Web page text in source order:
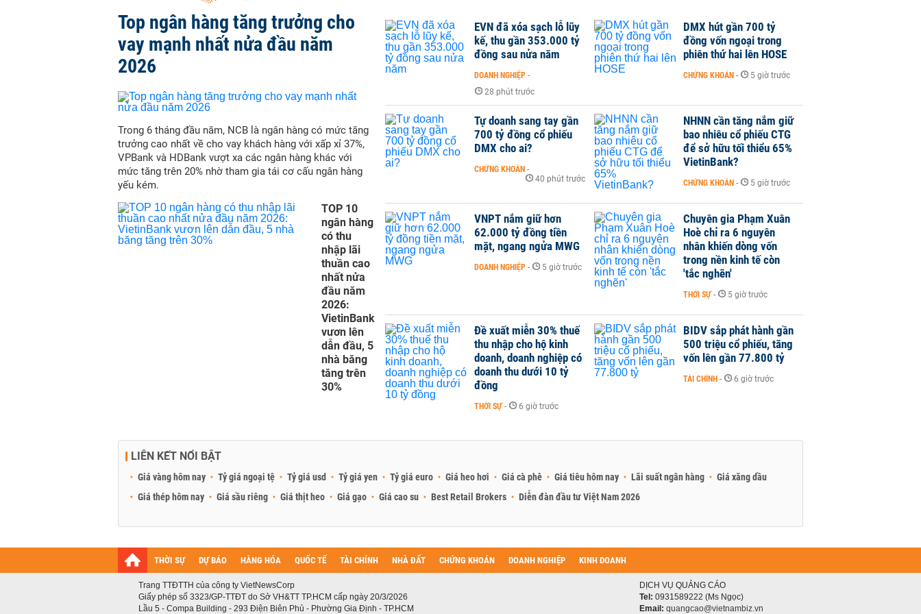
Top ngân hàng tăng trưởng cho
vay mạnh nhất nửa đầu năm
2026
Trong 6 tháng đầu năm, NCB là ngân hàng có mức tăng
trưởng cao nhất về cho vay khách hàng với xấp xỉ 37%,
VPBank và HDBank vượt xa các ngân hàng khác với
mức tăng trên 20% nhờ tham gia tái cơ cấu ngân hàng
yếu kém.
TOP 10
ngân hàng
có thu
nhập lãi
thuần cao
nhất nửa
đầu năm
2026:
VietinBank
vươn lên
dẫn đầu, 5
nhà băng
tăng trên
30%
EVN đã xóa sạch lỗ lũy
kế, thu gần 353.000 tỷ
đồng sau nửa năm
DOANH NGHIỆP -
28 phút trước
DMX hút gần 700 tỷ
đồng vốn ngoại trong
phiên thứ hai lên HOSE
CHỨNG KHOÁN - 5 giờ trước
Tự doanh sang tay gần
700 tỷ đồng cổ phiếu
DMX cho ai?
CHỨNG KHOÁN -
40 phút trước
NHNN cần tăng nắm giữ
bao nhiêu cổ phiếu CTG
để sở hữu tối thiểu 65%
VietinBank?
CHỨNG KHOÁN - 5 giờ trước
VNPT nắm giữ hơn
62.000 tỷ đồng tiền
mặt, ngang ngửa MWG
DOANH NGHIỆP - 5 giờ trước
Chuyên gia Phạm Xuân
Hoè chỉ ra 6 nguyên
nhân khiến dòng vốn
trong nền kinh tế còn
'tắc nghẽn'
THỜI SỰ - 5 giờ trước
Đề xuất miễn 30% thuế
thu nhập cho hộ kinh
doanh, doanh nghiệp có
doanh thu dưới 10 tỷ
đồng
THỜI SỰ - 6 giờ trước
BIDV sắp phát hành gần
500 triệu cổ phiếu, tăng
vốn lên gần 77.800 tỷ
TÀI CHÍNH - 6 giờ trước
LIÊN KẾT NỔI BẬT
Giá vàng hôm nay Tỷ giá ngoại tệ Tỷ giá usd Tỷ giá yen Tỷ giá euro Giá heo hơi Giá cà phê Giá tiêu hôm nay Lãi suất ngân hàng
Giá xăng dầu
Giá thép hôm nay
Giá sầu riêng Giá thịt heo Giá gạo Giá cao su Best Retail Brokers Diễn đàn đầu tư Việt Nam 2026
THỜI SỰ DỰ BÁO HÀNG HÓA QUỐC TẾ TÀI CHÍNH NHÀ ĐẤT CHỨNG KHOÁN DOANH NGHIỆP KINH DOANH
Trang TTĐTTH của công ty VietNewsCorp
Giấy phép số 3323/GP-TTĐT do Sở VH&TT TP.HCM cấp ngày 20/3/2026
Lầu 5 - Compa Building - 293 Điện Biên Phủ - Phường Gia Định - TP.HCM
DỊCH VỤ QUẢNG CÁO
Tel: 0931589222 (Ms Ngọc)
Email: quangcao@vietnambiz.vn